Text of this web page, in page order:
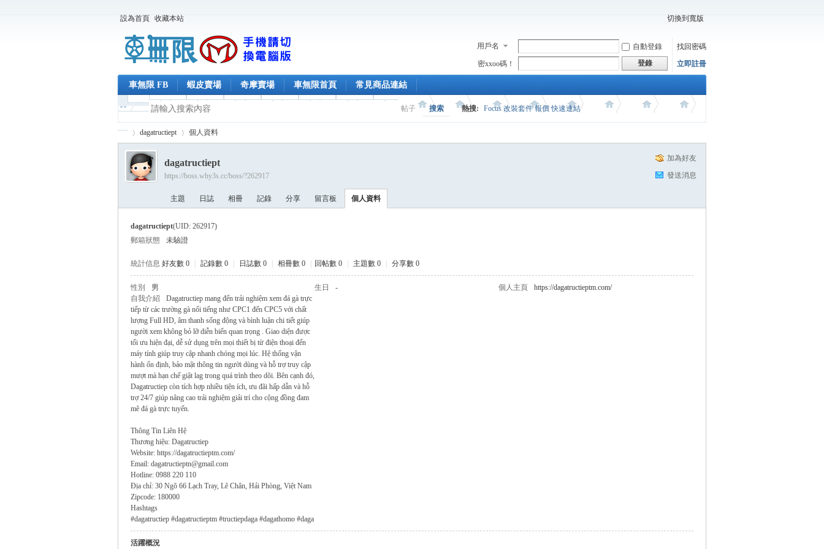
設為首頁 收藏本站 切換到寬版
用戶名 自動登錄
找回密碼
密xxoo碼！
登錄 立即註冊
車無限 FB 蝦皮賣場 奇摩賣場 車無限首頁 常見商品連結
帖子 搜索 熱搜: Focus 改裝套件 報價 快速連結
›
dagatructiept 個人資料
加為好友
發送消息
dagatructiept
https://boss.why3s.cc/boss/?262917
主題 日誌 相冊 記錄 分享 留言板 個人資料
dagatructiept(UID: 262917)
郵箱狀態
未驗證
統計信息 好友數 0 記錄數 0 日誌數 0 相冊數 0 回帖數 0 主題數 0 分享數 0
性別 男 生日 - 個人主頁
https://dagatructieptm.com/
自我介紹
Dagatructiep mang đến trải nghiệm xem đá gà trực
tiếp từ các trường gà nổi tiếng như CPC1 đến CPC5 với chất
lượng Full HD, âm thanh sống động và bình luận chi tiết giúp
người xem không bỏ lỡ diễn biến quan trọng . Giao diện được
tối ưu hiện đại, dễ sử dụng trên mọi thiết bị từ điện thoại đến
máy tính giúp truy cập nhanh chóng mọi lúc. Hệ thống vận
hành ổn định, bảo mật thông tin người dùng và hỗ trợ truy cập
mượt mà hạn chế giật lag trong quá trình theo dõi. Bên cạnh đó,
Dagatructiep còn tích hợp nhiều tiện ích, ưu đãi hấp dẫn và hỗ
trợ 24/7 giúp nâng cao trải nghiệm giải trí cho cộng đồng đam
mê đá gà trực tuyến.
Thông Tin Liên Hệ
Thương hiệu: Dagatructiep
Website: https://dagatructieptm.com/
Email: dagatructieptn@gmail.com
Hotline: 0988 220 110
Địa chỉ: 30 Ngõ 66 Lạch Tray, Lê Chân, Hải Phòng, Việt Nam
Zipcode: 180000
Hashtags
#dagatructiep #dagatructieptm #tructiepdaga #dagathomo #daga
活躍概況